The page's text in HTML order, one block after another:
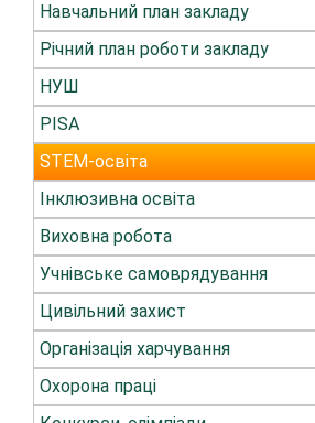
Навчальний план закладу
Річний план роботи закладу
НУШ
PISA
STEM-освіта
Інклюзивна освіта
Виховна робота
Учнівське самоврядування
Цивільний захист
Організація харчування
Охорона праці